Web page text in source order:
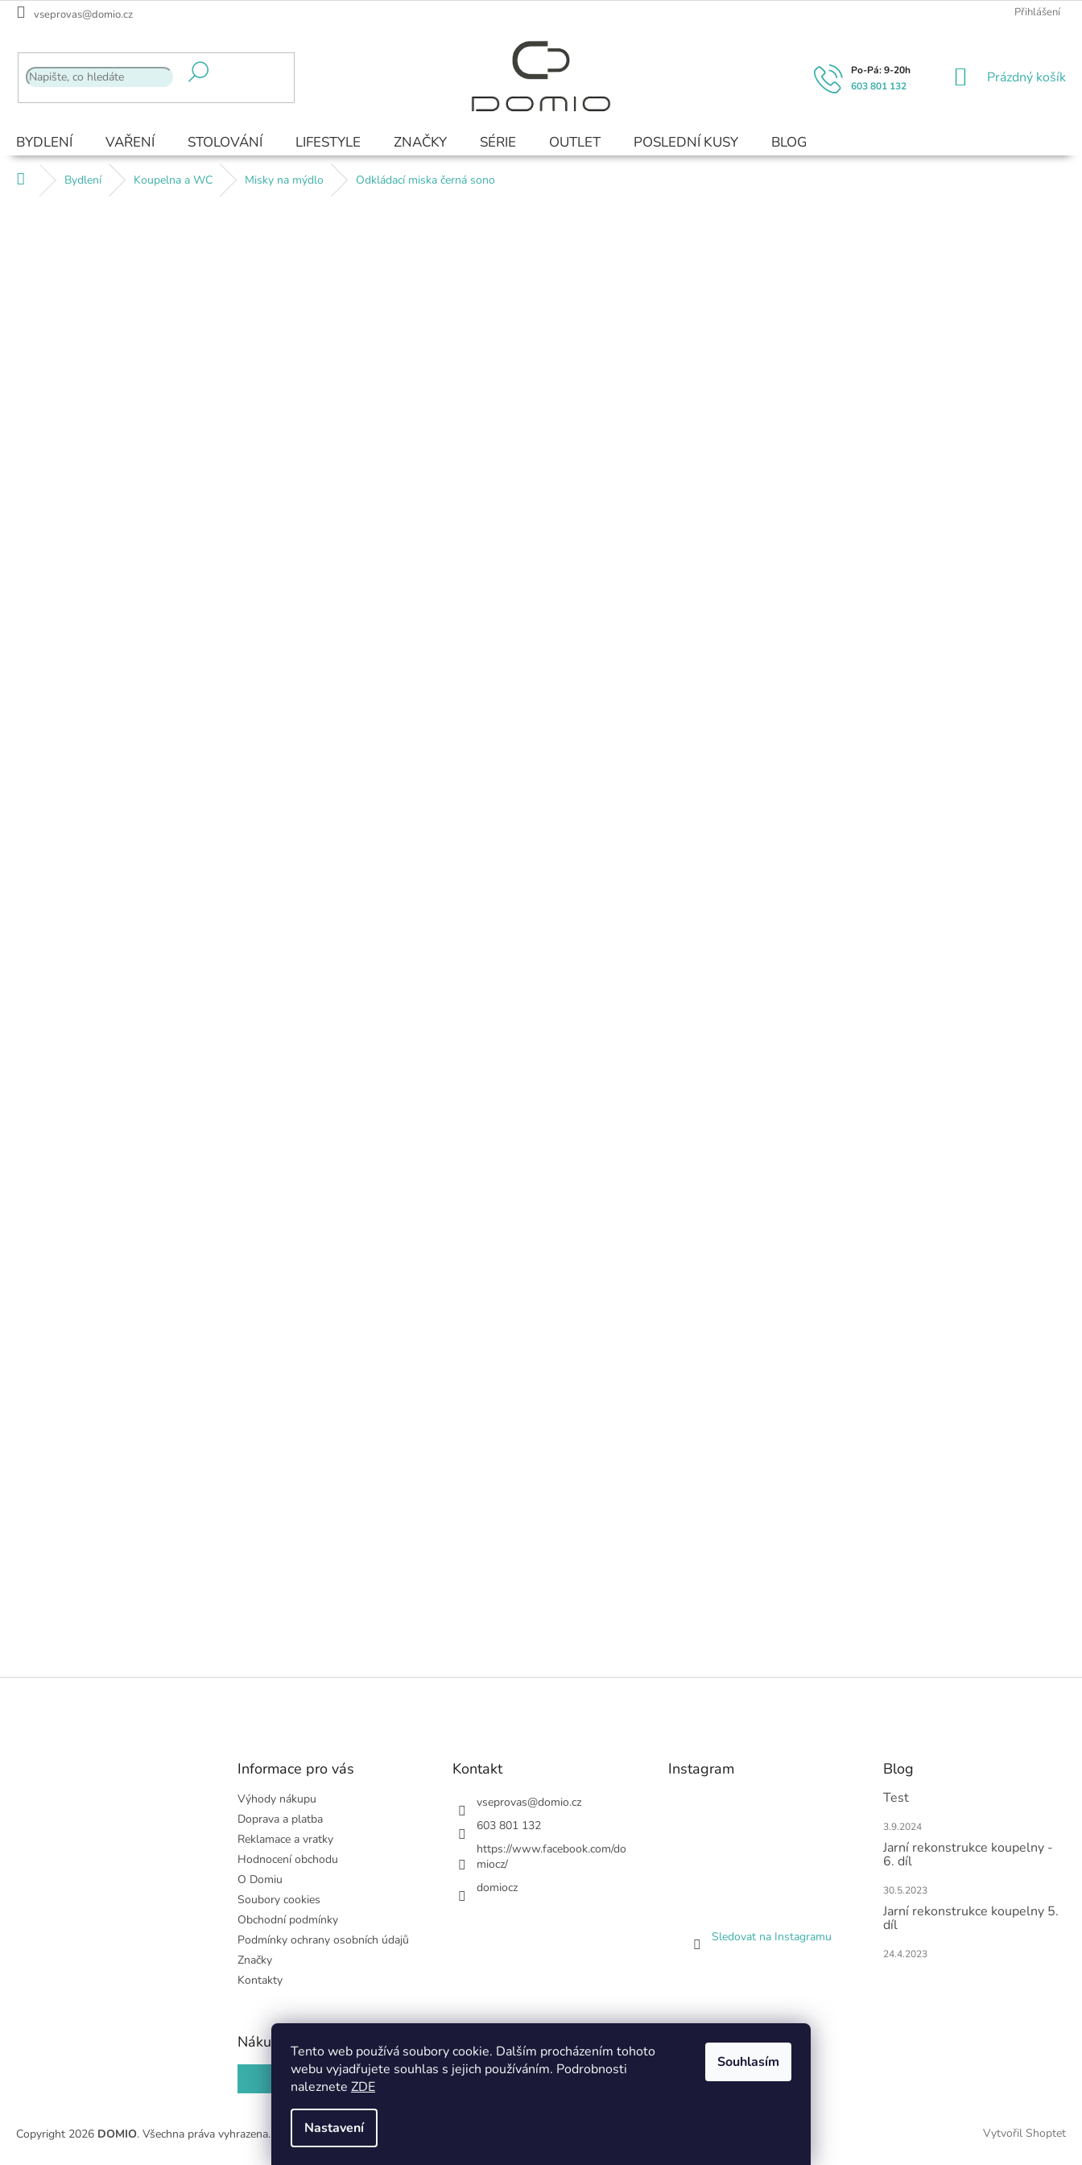
Tento web používá soubory cookie. Dalším procházením tohoto
webu vyjadřujete souhlas s jejich používáním. Podrobnosti
naleznete ZDE
Nastavení
Souhlasím
Přejít
vseprovas@domio.cz Přihlášení
603 801 132
NÁKUPNÍ
Prázdný košík
BYDLENÍ VAŘENÍ STOLOVÁNÍ LIFESTYLE ZNAČKY SÉRIE OUTLET POSLEDNÍ KUSY BLOG
Domů Bydlení Koupelna a WC Misky na mýdlo Odkládací miska černá sono
Z
Informace pro vás
Výhody nákupu
Doprava a platba
Reklamace a vratky
Hodnocení obchodu
O Domiu
Soubory cookies
Obchodní podmínky
Podmínky ochrany osobních údajů
Značky
Kontakty
Kontakt
vseprovas@domio.cz
603 801 132
https://www.facebook.com/do
miocz/
domiocz
Instagram
Sledovat na Instagramu
Blog
Test
3.9.2024
Jarní rekonstrukce koupelny -
6. díl
30.5.2023
Jarní rekonstrukce koupelny 5.
díl
24.4.2023
Nákupní košík
0 0 KČ
Vytvořil Shoptet
Copyright 2026 DOMIO. Všechna práva vyhrazena.